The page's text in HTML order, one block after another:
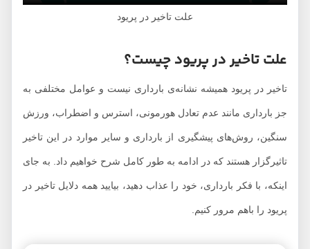
علت تاخیر در پریود
علت تاخیر در پریود چیست؟
تاخیر در پریود همیشه نشانه‌ی بارداری نیست و عوامل مختلفی به
جز بارداری مانند عدم تعادل هورمونی، استرس و اضطراب، ورزش
سنگین، روش‌های پیشگیری از بارداری و سایر موارد در این تاخیر
تاثیرگزار هستند که در ادامه به طور کامل شرح خواهیم داد. به جای
اینکه، با فکر بارداری، خود را عذاب دهید، بیایید همه دلایل تاخیر در
پریود را باهم مرور کنیم.